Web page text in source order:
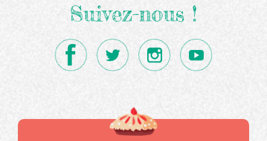
Suivez-nous !